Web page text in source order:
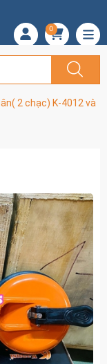
0
2 chạc) K-4012 và